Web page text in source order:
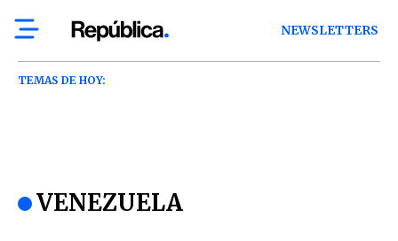
NEWSLETTERS
TEMAS DE HOY:
VENEZUELA